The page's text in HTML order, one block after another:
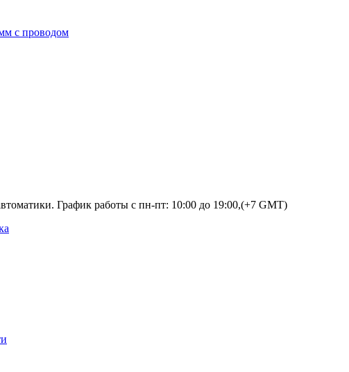
с проводом
График работы с пн-пт: 10:00 до 19:00,(+7 GMT)